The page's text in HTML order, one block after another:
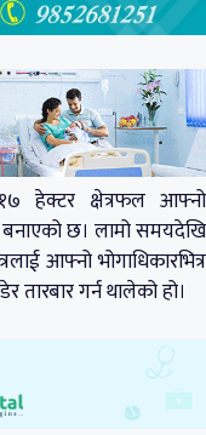
हेक्टर क्षेत्रफल आफ्नो
बनाएको छ। लामो समयदेखि
आफ्नो भोगाधिकारभित्र
गर्न थालेको हो।